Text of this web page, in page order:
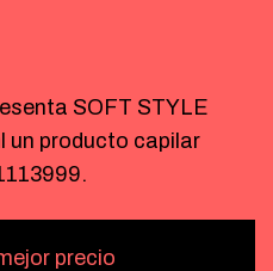
SOFT STYLE
un producto capilar
precio